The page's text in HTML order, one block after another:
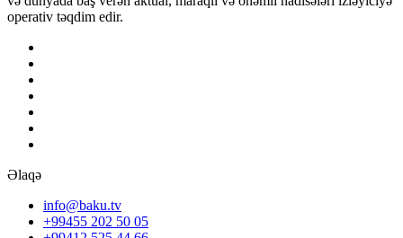
operativ təqdim edir.
Əlaqə
info@baku.tv
+99455 202 50 05